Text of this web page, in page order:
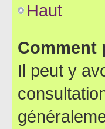
Haut
Comment
Il peut y